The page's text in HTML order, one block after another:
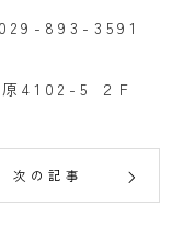
893-3591
4102-5 ２F
次の記事